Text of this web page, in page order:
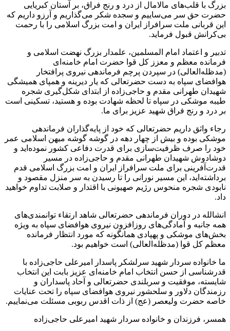
بزرگ با قلب‌های مالامال از درد و رنج فراق، بر آستان کبریایی
حضرت حق‌ سر می‌ساییم و سجده شکر می‌گذاریم و آرزو داریم که
این قربانی ملت سرافراز ایران و امت بزرگ اسلامی را با رحمت
بی‌کرانش قبول فرماید.
تدبیر و اعتماد امام المسلمین، علمدار بزرگ نهضت اسلامی و
فرمانده معظم و معزز کل قوا حضرت امام خامنه‌ای
(مدظله‌العالی) در سپردن پرچم فرماندهی نیروی پرافتخار
هوافضای سپاه به دست حضرتعالی که یار دیرینه و همپای همیشگی
شهیدان طهرانی مقدم و حاجی‌زاده از ابتدای شکل‌گیری شجره
طیبه موشکی در سپاه تا لحظه شهادت بوده و هستید، تسکینی است
بر درد و رنج فراق شهید عزیز برای ما.
رجاء واثق داریم حضرتعالی که خود از پایه‌گذاران فرماندهی
موشکی بوده و بیش از چهار دهه در گوشه گوشه میهن اسلامی عمر
خود را صرف ظرفیت‌سازی برای قدرت دفاعی کشور نموده‌اید و
دوشادوش شهیدان طهرانی مقدم و حاجی‌زاده در مسیر
قدرت‌آفرینی برای ملت سرافراز ایران و امت بزرگ اسلامی قدم
برداشته‌اید، این مسیر نورانی را تا رسیدن به سر منزل مقصود و
نابودی شجره منحوس رژیم صهیونی با اقتدار و صلابت تداوم خواهید
داد.
انشالله در دوران فرماندهی حضرتعالی شاهد ارتقاء توانمندی‌های
همه جانبه و آمادگی‌های روزافزون نیروی هوافضای سپاه به ویژه
بخش‌های موشکی و پهپادی همانگونه که مورد انتظار فرمانده
معظم کل قوا (مدظله‌العالی) است خواهیم بود.
ما خانواده سردار شهید سرلشکر پاسدار امیرعلی حاجی‌زاده با
قدرشناسی از حسن انتخاب امام خامنه‌ای عزیز بابت این انتخاب
شایسته، موفقیت و سربلندی حضرتعالی و آحاد پاسداران و
رزمندگان دلاور و سلحشور نیروی هوافضای سپاه را تحت عنایات
خاصه حضرت ولیعصر (عج) از ذات اقدس ربوبی مسئلت می‌نماییم.
همسر، فرزندان و خانواده سردار شهید امیرعلی حاجی‌زاده